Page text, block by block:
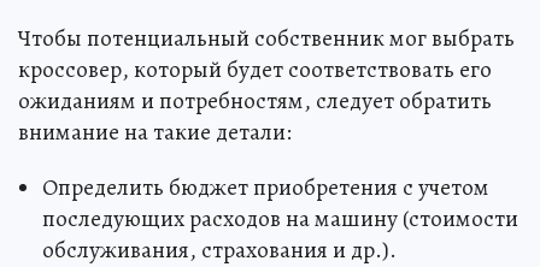
Чтобы потенциальный собственник мог выбрать
кроссовер, который будет соответствовать его
ожиданиям и потребностям, следует обратить
внимание на такие детали:
Определить бюджет приобретения с учетом
последующих расходов на машину (стоимости
обслуживания, страхования и др.).